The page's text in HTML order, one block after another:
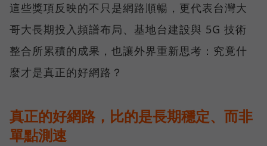
這些獎項反映的不只是網路順暢，更代表台灣大
哥大長期投入頻譜布局、基地台建設與 5G 技術
整合所累積的成果，也讓外界重新思考：究竟什
麼才是真正的好網路？
真正的好網路，比的是長期穩定、而非
單點測速